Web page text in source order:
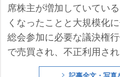
席株主が増加していてい
くなったことと大規模化
総会参加に必要な議決権
で売買され、不正利用さ
ており「本来あるべき株